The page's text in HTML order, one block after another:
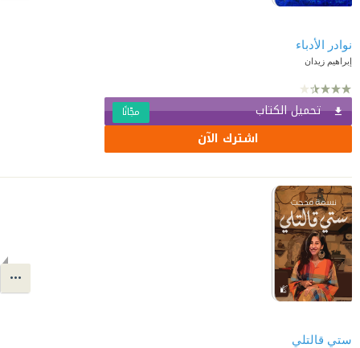
نوادر الأدباء
إبراهيم زيدان
تحميل الكتاب مجّانًا
اشترك الآن
ستي قالتلي